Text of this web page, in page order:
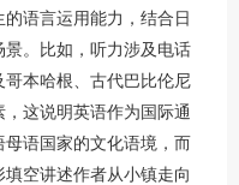
语言运用能力，结合日
。比如，听力涉及电话
本哈根、古代巴比伦尼
这说明英语作为国际通
语国家的文化语境，而
空讲述作者从小镇走向